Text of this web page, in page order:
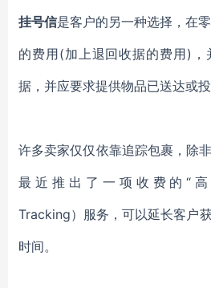
挂号信是客户的另一种选择，在
的费用(加上退回收据的费用)，
据，并应要求提供物品已送达或
许多卖家仅仅依靠追踪包裹，除
最近推出了一项收费的“高
Tracking）服务，可以延长客户
时间。